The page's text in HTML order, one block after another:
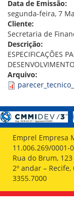
CONSELHOS
GESTORES
NOTÍCIAS
COMPRAS
LICITAÇÕES
ATAS DE
CONTRATO
GESTÃO DE PESSOAS
PLR
Data de Emissão:
segunda-feira, 7
Cliente:
Secretaria de
Descrição:
ESPECIFICAÇÕES
Arquivo:
Emprel Empresa
11.006.269/0001-
Rua do Brum,
2º andar – Recife,
3355.7000